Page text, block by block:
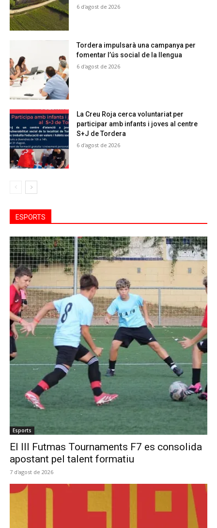
6 d'agost de 2026
Tordera impulsarà una campanya per
fomentar l’ús social de la llengua
6 d'agost de 2026
La Creu Roja cerca voluntariat per
participar amb infants i joves al centre
S+J de Tordera
6 d'agost de 2026
ESPORTS
Esports
El III Futmas Tournaments F7 es consolida
apostant pel talent formatiu
7 d'agost de 2026